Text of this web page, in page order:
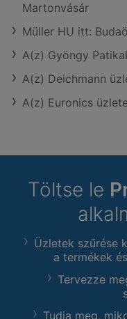
Martonvásár
Müller HU itt:
A(z) Gyöngy
A(z) Deichmann
A(z) Euronics
Töltse le
Üzletek szűrése
a termékek
Tervezze
Tudja meg,